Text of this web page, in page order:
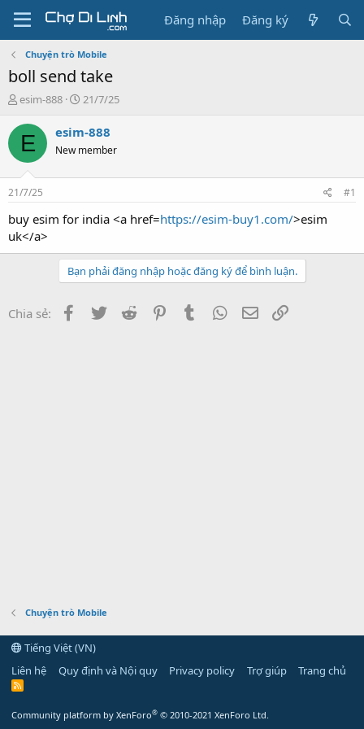
Đăng nhập Đăng ký
Chuyện trò Mobile
boll send take
T
r
a
s
t
a
t
esim-888
N
à
g
21/7/25
E esim-888
New member
21/7/25 #1
buy esim for india <a href=https://esim-buy1.com/>esim
uk</a>
Bạn phải đăng nhập hoặc đăng ký để bình luận.
Chia sẻ: Facebook
Twitter Reddit PinterestTumblr WhatsApp
Email
Chuyện trò Mobile
Tiếng Việt (VN)
Liên hệ
Quy định và Nội quy Privacy policy Trợ giúp Trang chủ
R
Community platform by XenForo® © 2010-2021 XenForo Ltd.